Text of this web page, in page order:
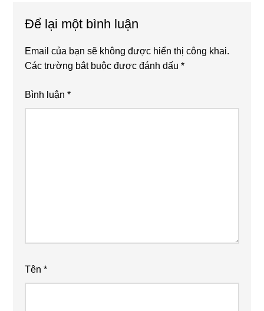
Để lại một bình luận
Email của bạn sẽ không được hiển thị công khai.
Các trường bắt buộc được đánh dấu*
Bình luận*
Tên*